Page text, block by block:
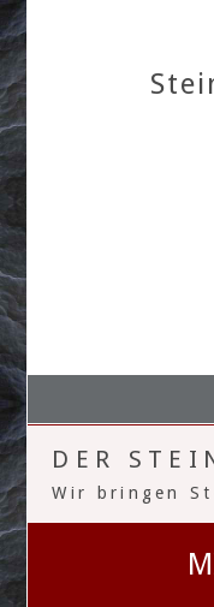
Die Innung
Die Betriebe
Beruf & Karriere
DER
Wir bringen